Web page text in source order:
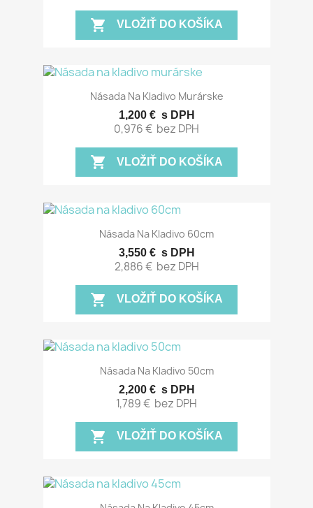
shopping_cart VLOŽIŤ DO KOŠÍKA
Násada Na Kladivo Murárske
1,200 € s DPH
0,976 € bez DPH
shopping_cart VLOŽIŤ DO KOŠÍKA
Násada Na Kladivo 60cm
3,550 € s DPH
2,886 € bez DPH
shopping_cart VLOŽIŤ DO KOŠÍKA
Násada Na Kladivo 50cm
2,200 € s DPH
1,789 € bez DPH
shopping_cart VLOŽIŤ DO KOŠÍKA